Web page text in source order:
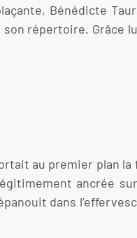
Bénédicte
répertoire. Grâce
au premier plan
ancrée
dans